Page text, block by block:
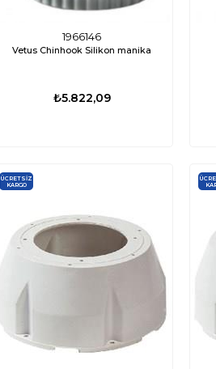
₺13.849,98
1966146
Vetus Chinhook Silikon manika
₺5.822,09
ÜCRETSIZ
KARGO